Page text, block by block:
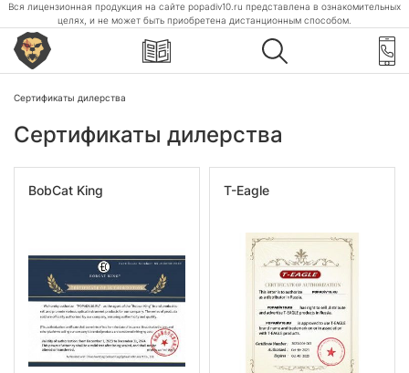
Вся лицензионная продукция на сайте popadiv10.ru представлена в ознакомительных
целях, и не может быть приобретена дистанционным способом.
Сертификаты дилерства
Сертификаты дилерства
BobCat King T-Eagle